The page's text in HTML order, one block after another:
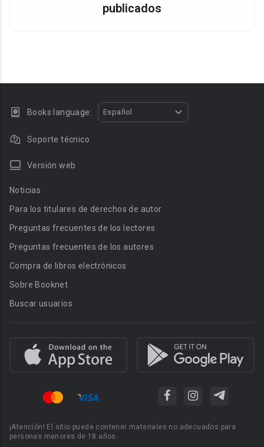
publicados
Books language: Español
Soporte técnico
Versión web
Noticias
Para los titulares de derechos de autor
Preguntas frecuentes de los lectores
Preguntas frecuentes de los autores
Compra de libros electrónicos
Sobre Booknet
Buscar usuarios
¡Atención! El sitio puede contener materiales no adecuados para
personas menores de 18 años.